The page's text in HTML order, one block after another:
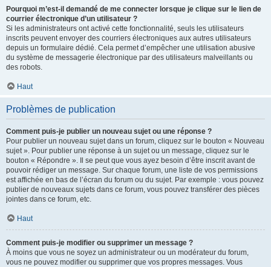
Pourquoi m’est-il demandé de me connecter lorsque je clique sur le lien de
courrier électronique d’un utilisateur ?
Si les administrateurs ont activé cette fonctionnalité, seuls les utilisateurs
inscrits peuvent envoyer des courriers électroniques aux autres utilisateurs
depuis un formulaire dédié. Cela permet d’empêcher une utilisation abusive
du système de messagerie électronique par des utilisateurs malveillants ou
des robots.
Haut
Problèmes de publication
Comment puis-je publier un nouveau sujet ou une réponse ?
Pour publier un nouveau sujet dans un forum, cliquez sur le bouton « Nouveau
sujet ». Pour publier une réponse à un sujet ou un message, cliquez sur le
bouton « Répondre ». Il se peut que vous ayez besoin d’être inscrit avant de
pouvoir rédiger un message. Sur chaque forum, une liste de vos permissions
est affichée en bas de l’écran du forum ou du sujet. Par exemple : vous pouvez
publier de nouveaux sujets dans ce forum, vous pouvez transférer des pièces
jointes dans ce forum, etc.
Haut
Comment puis-je modifier ou supprimer un message ?
À moins que vous ne soyez un administrateur ou un modérateur du forum,
vous ne pouvez modifier ou supprimer que vos propres messages. Vous